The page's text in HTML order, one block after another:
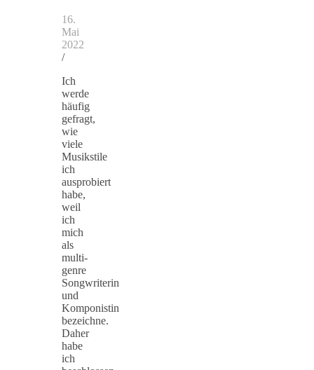
16.
Mai
2022
/
Ich
werde
häufig
gefragt,
wie
viele
Musikstile
ich
ausprobiert
habe,
weil
ich
mich
als
multi-
genre
Songwriterin
und
Komponistin
bezeichne.
Daher
habe
ich